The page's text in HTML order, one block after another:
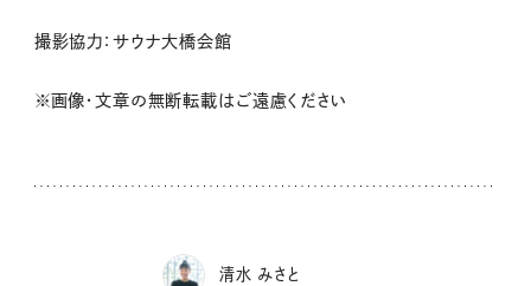
撮影協力：サウナ大橋会館
※画像・文章の無断転載はご遠慮ください
清水 みさと